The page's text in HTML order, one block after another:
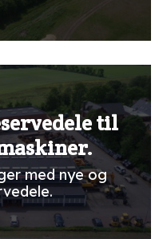
til
med nye og